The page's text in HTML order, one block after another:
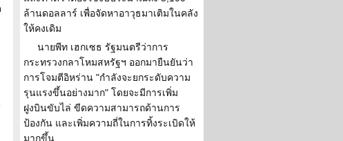
ล้านดอลลาร์ เพื่อจัดหาอาวุธมาเติมในคลัง
ให้คงเดิม
นายพีท เฮกเซธ รัฐมนตรีว่าการ
กระทรวงกลาโหมสหรัฐฯ ออกมายืนยันว่า
การโจมตีอิหร่าน "กำลังจะยกระดับความ
รุนแรงขึ้นอย่างมาก" โดยจะมีการเพิ่ม
ฝูงบินขับไล่ ขีดความสามารถด้านการ
ป้องกัน และเพิ่มความถี่ในการทิ้งระเบิดให้
มากขึ้น